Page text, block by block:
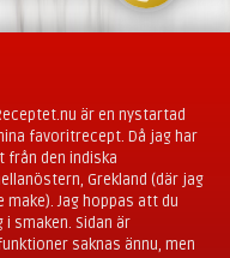
är en nystartad
favoritrecept. Då jag har
från den indiska
Grekland (där jag
Jag hoppas att du
smaken. Sidan är
saknas ännu, men